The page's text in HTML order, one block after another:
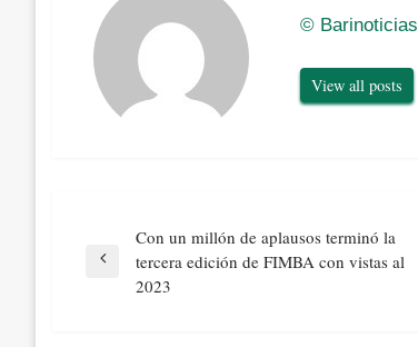
© Barinoticias
View all posts
Navegación
de
entradas
Previous
Con un millón de aplausos terminó la
tercera edición de FIMBA con vistas al
2023